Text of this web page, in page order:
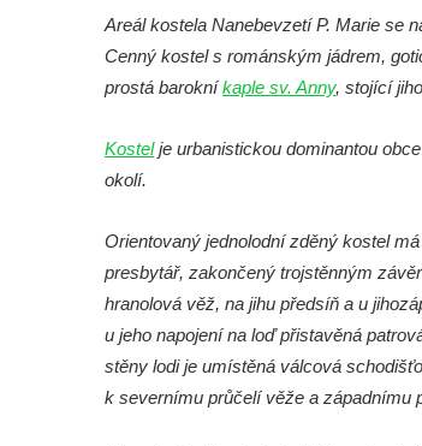
Křížová cesta Římov – XXV. kaple –
hrob
Křížová cesta Římov – XXIV. kaple –
Cyrénský pomáhá Ježíši nést kříž
Křížová cesta Římov – XXI. kaple –
Popravní brána
Křížová cesta Římov – XX. kaple –
Veronika potkává Ježíše a utírá mu do
roušky pot z tváře
Areál kostela Nanebevzetí P. Marie se
Cenný kostel s románským jádrem,
prostá barokníkaple sv. Anny, stojící
Kostelje urbanistickou dominantou
okolí.
Orientovaný jednolodní zděný kostel
presbytář, zakončený trojstěnným
hranolová věž, na jihu předsíň a u
u jeho napojení na loď přistavěná
stěny lodi je umístěná válcová
k severnímu průčelí věže a západnímu